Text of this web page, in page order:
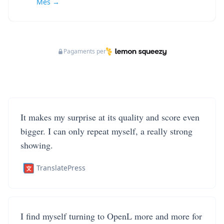
Pagaments per
It makes my surprise at its quality and score even
bigger. I can only repeat myself, a really strong
showing.
TranslatePress
I find myself turning to OpenL more and more for